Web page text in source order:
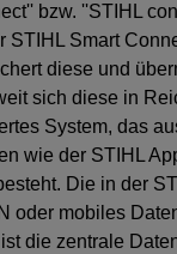
bzw. ''STIHL
STIHL Smart
diese und
sich diese in
System, das
wie der STIHL
Die in der
oder mobiles
die zentrale